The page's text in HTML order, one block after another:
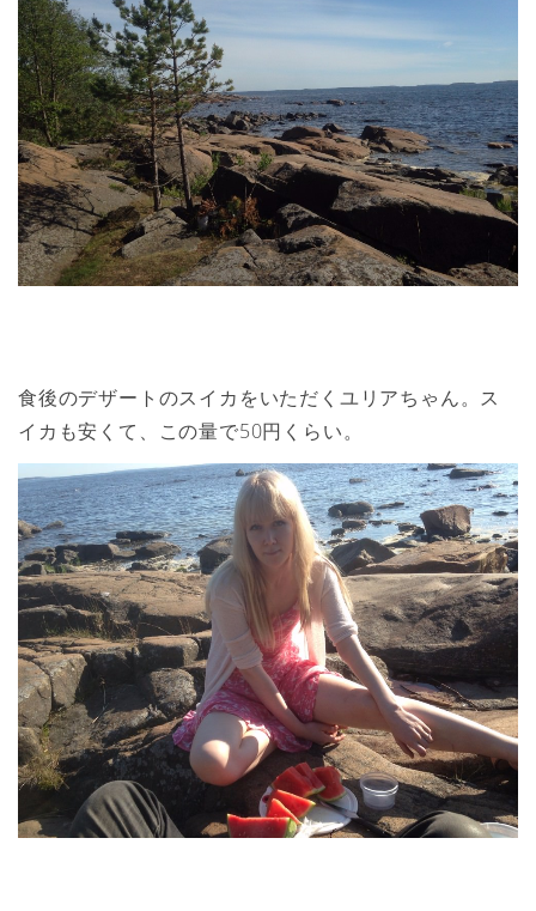
食後のデザートのスイカをいただくユリアちゃん。ス
イカも安くて、この量で50円くらい。